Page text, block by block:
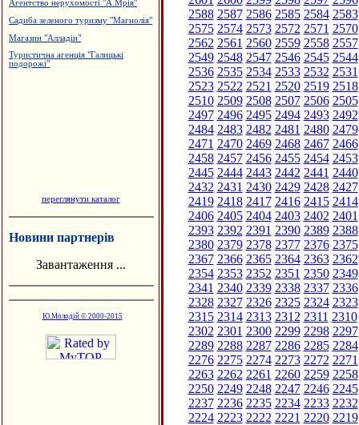
Агентство нерухомості "А.Мрія"
Садиба зеленого туризму "Магнолія"
Магазин "Алладін"
Туристична агенція "Галицькі
подорожі"
переглянути каталог
Новини партнерів
Завантаження ...
Ю.Молодій © 2000-2015
2588 2587 2586 2585 2584 2583
2575 2574 2573 2572 2571 2570
2562 2561 2560 2559 2558 2557
2549 2548 2547 2546 2545 2544
2536 2535 2534 2533 2532 2531
2523 2522 2521 2520 2519 2518
2510 2509 2508 2507 2506 2505
2497 2496 2495 2494 2493 2492
2484 2483 2482 2481 2480 2479
2471 2470 2469 2468 2467 2466
2458 2457 2456 2455 2454 2453
2445 2444 2443 2442 2441 2440
2432 2431 2430 2429 2428 2427
2419 2418 2417 2416 2415 2414
2406 2405 2404 2403 2402 2401
2393 2392 2391 2390 2389 2388
2380 2379 2378 2377 2376 2375
2367 2366 2365 2364 2363 2362
2354 2353 2352 2351 2350 2349
2341 2340 2339 2338 2337 2336
2328 2327 2326 2325 2324 2323
2315 2314 2313 2312 2311 2310
2302 2301 2300 2299 2298 2297
2289 2288 2287 2286 2285 2284
2276 2275 2274 2273 2272 2271
2263 2262 2261 2260 2259 2258
2250 2249 2248 2247 2246 2245
2237 2236 2235 2234 2233 2232
2224 2223 2222 2221 2220 2219